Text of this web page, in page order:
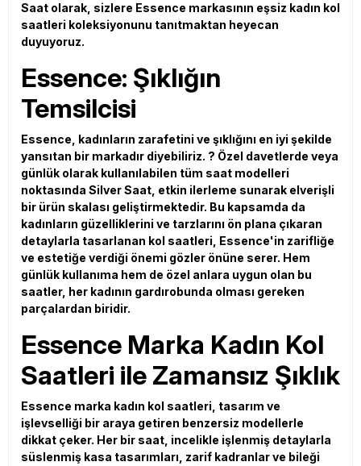
Saat olarak, sizlere Essence markasının eşsiz kadın kol
saatleri koleksiyonunu tanıtmaktan heyecan
duyuyoruz.
Essence: Şıklığın
Temsilcisi
Essence, kadınların zarafetini ve şıklığını en iyi şekilde
yansıtan bir markadır diyebiliriz. ? Özel davetlerde veya
günlük olarak kullanılabilen tüm saat modelleri
noktasında Silver Saat, etkin ilerleme sunarak elverişli
bir ürün skalası geliştirmektedir. Bu kapsamda da
kadınların güzelliklerini ve tarzlarını ön plana çıkaran
detaylarla tasarlanan kol saatleri, Essence'in zarifliğe
ve estetiğe verdiği önemi gözler önüne serer. Hem
günlük kullanıma hem de özel anlara uygun olan bu
saatler, her kadının gardırobunda olması gereken
parçalardan biridir.
Essence Marka Kadın Kol
Saatleri ile Zamansız Şıklık
Essence marka kadın kol saatleri, tasarım ve
işlevselliği bir araya getiren benzersiz modellerle
dikkat çeker. Her bir saat, incelikle işlenmiş detaylarla
süslenmiş kasa tasarımları, zarif kadranlar ve bileği